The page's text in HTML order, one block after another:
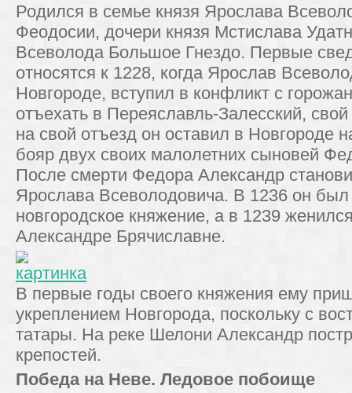
Родился в семье князя Ярослава
Феодосии, дочери князя Мстислава
Всеволода Большое Гнездо. Первые
относятся к 1228, когда Ярослав
Новгороде, вступил в конфликт с
отъехать в Переяславль-Залесский,
на свой отъезд он оставил в Новгороде
бояр двух своих малолетних сыновей
После смерти Федора Александр
Ярослава Всеволодовича. В 1236 он
новгородское княжение, а в 1239
Александре Брячиславне.
В первые годы своего княжения ему
укреплением Новгорода, поскольку с
татары. На реке Шелони Александр
крепостей.
Победа на Неве. Ледовое побоище